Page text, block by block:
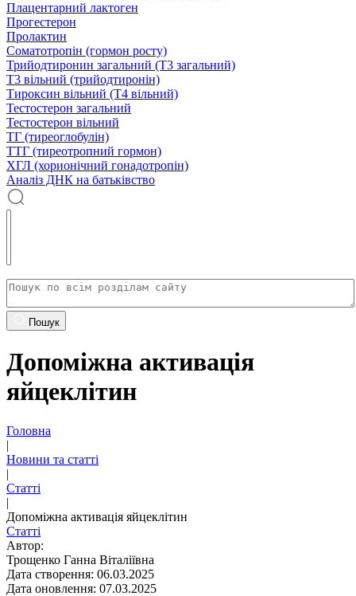
Плацентарний лактоген
Прогестерон
Пролактин
Соматотропін (гормон росту)
Трийодтиронин загальний (Т3 загальний)
Т3 вільний (трийодтиронін)
Тироксин вільний (Т4 вільний)
Тестостерон загальний
Тестостерон вільний
ТГ (тиреоглобулін)
ТТГ (тиреотропний гормон)
ХГЛ (хорионічний гонадотропін)
Аналіз ДНК на батьківство
Пошук
Допоміжна активація
яйцеклітин
Головна
|
Новини та статті
|
Статті
|
Допоміжна активація яйцеклітин
Статті
Автор:
Трощенко Ганна Віталіївна
Дата створення: 06.03.2025
Дата оновлення: 07.03.2025